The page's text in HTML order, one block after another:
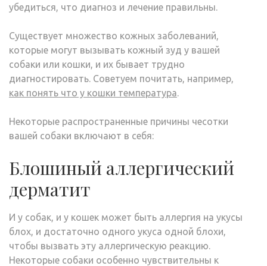
убедиться, что диагноз и лечение правильны.
Существует множество кожных заболеваний,
которые могут вызывать кожный зуд у вашей
собаки или кошки, и их бывает трудно
диагностировать. Советуем почитать, например,
как понять что у кошки температура.
Некоторые распространенные причины чесотки
вашей собаки включают в себя:
Блошиный аллергический
дерматит
И у собак, и у кошек может быть аллергия на укусы
блох, и достаточно одного укуса одной блохи,
чтобы вызвать эту аллергическую реакцию.
Некоторые собаки особенно чувствительны к